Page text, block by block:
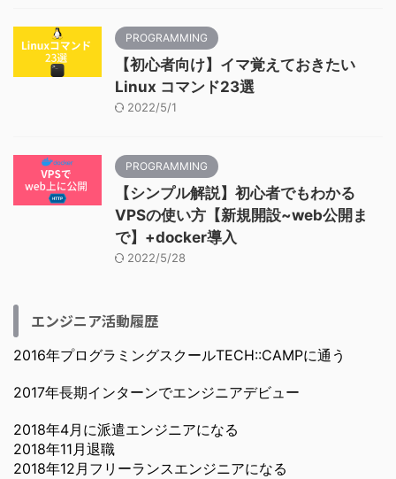
PROGRAMMING
【初心者向け】イマ覚えておきたい
Linux コマンド23選
2022/5/1
PROGRAMMING
【シンプル解説】初心者でもわかる
VPSの使い方【新規開設~web公開ま
で】+docker導入
2022/5/28
エンジニア活動履歴
2016年プログラミングスクールTECH::CAMPに通う
2017年長期インターンでエンジニアデビュー
2018年4月に派遣エンジニアになる
2018年11月退職
2018年12月フリーランスエンジニアになる